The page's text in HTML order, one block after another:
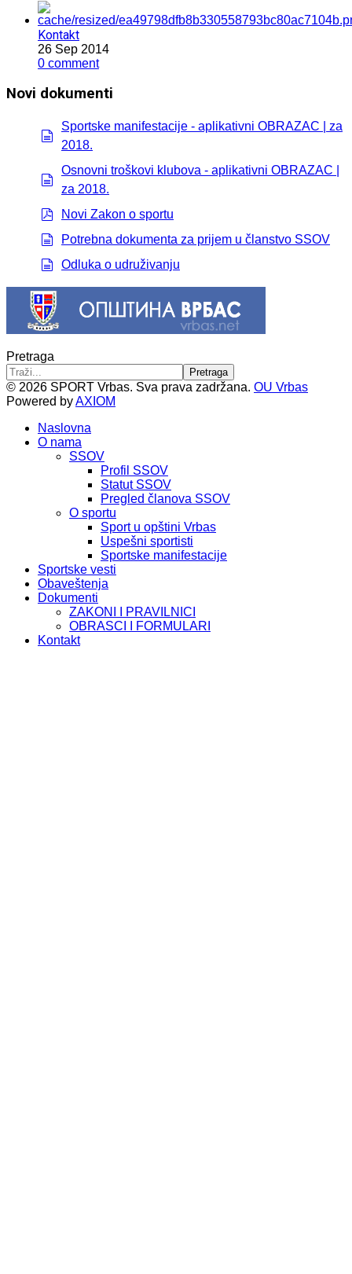
Kontakt
26 Sep 2014
0 comment
Novi dokumenti
document
Sportske manifestacije - aplikativni OBRAZAC | za
2018.
document
Osnovni troškovi klubova - aplikativni OBRAZAC |
za 2018.
Novi Zakon o sportu
Potrebna dokumenta za prijem u članstvo SSOV
Odluka o udruživanju
Pretraga
Pretraga
© 2026 SPORT Vrbas. Sva prava zadržana. OU Vrbas
Powered byAXIOM
Naslovna
O nama
SSOV
Profil SSOV
Statut SSOV
Pregled članova SSOV
O sportu
Sport u opštini Vrbas
Uspešni sportisti
Sportske manifestacije
Sportske vesti
Obaveštenja
Dokumenti
ZAKONI I PRAVILNICI
OBRASCI I FORMULARI
Kontakt